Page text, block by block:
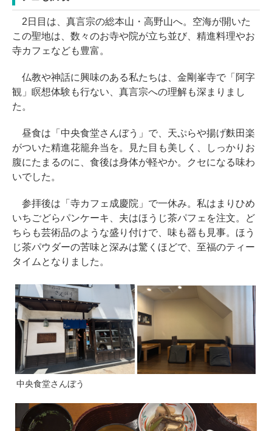
2日目は、真言宗の総本山・高野山へ。空海が開いた
この聖地は、数々のお寺や院が立ち並び、精進料理やお
寺カフェなども豊富。
仏教や神話に興味のある私たちは、金剛峯寺で「阿字
観」瞑想体験も行ない、真言宗への理解も深まりまし
た。
昼食は「中央食堂さんぼう」で、天ぷらや揚げ麩田楽
がついた精進花籠弁当を。見た目も美しく、しっかりお
腹にたまるのに、食後は身体が軽やか。クセになる味わ
いでした。
参拝後は「寺カフェ成慶院」で一休み。私はまりひめ
いちごどらパンケーキ、夫はほうじ茶パフェを注文。ど
ちらも芸術品のような盛り付けで、味も器も見事。ほう
じ茶パウダーの苦味と深みは驚くほどで、至福のティー
タイムとなりました。
中央食堂さんぼう